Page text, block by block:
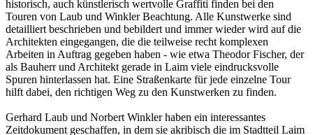
historisch, auch künstlerisch wertvolle Graffiti finden bei den
Touren von Laub und Winkler Beachtung. Alle Kunstwerke sind
detailliert beschrieben und bebildert und immer wieder wird auf die
Architekten eingegangen, die die teilweise recht komplexen
Arbeiten in Auftrag gegeben haben - wie etwa Theodor Fischer, der
als Bauherr und Architekt gerade in Laim viele eindrucksvolle
Spuren hinterlassen hat. Eine Straßenkarte für jede einzelne Tour
hilft dabei, den richtigen Weg zu den Kunstwerken zu finden.
Gerhard Laub und Norbert Winkler haben ein interessantes
Zeitdokument geschaffen, in dem sie akribisch die im Stadtteil Laim